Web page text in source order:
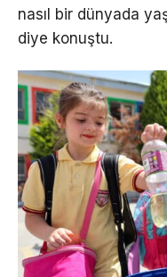
nasıl bir dünyada
diye konuştu.